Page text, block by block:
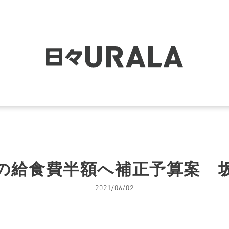
給食費半額へ補正予算案
2021/06/02